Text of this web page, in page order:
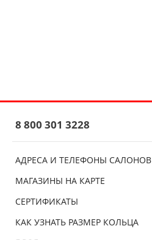
АДРЕСА И ТЕЛЕФОНЫ САЛОНОВ
МАГАЗИНЫ НА КАРТЕ
СЕРТИФИКАТЫ
КАК УЗНАТЬ РАЗМЕР КОЛЬЦА
8 800 301 3228